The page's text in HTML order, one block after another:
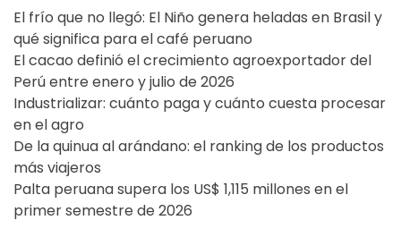
El frío que no llegó: El Niño genera heladas en Brasil y
qué significa para el café peruano
El cacao definió el crecimiento agroexportador del
Perú entre enero y julio de 2026
Industrializar: cuánto paga y cuánto cuesta procesar
en el agro
De la quinua al arándano: el ranking de los productos
más viajeros
Palta peruana supera los US$ 1,115 millones en el
primer semestre de 2026